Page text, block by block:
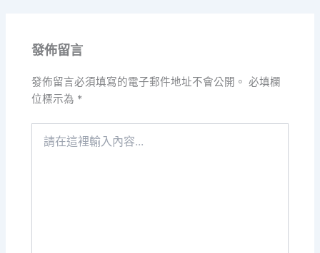
發佈留言
發佈留言必須填寫的電子郵件地址不會公開。 必填欄
位標示為 *